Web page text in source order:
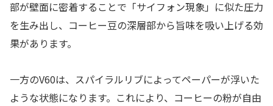
部が壁面に密着することで「サイフォン現象」に似た圧力
を生み出し、コーヒー豆の深層部から旨味を吸い上げる効
果があります。
一方のV60は、スパイラルリブによってペーパーが浮いた
ような状態になります。これにより、コーヒーの粉が自由